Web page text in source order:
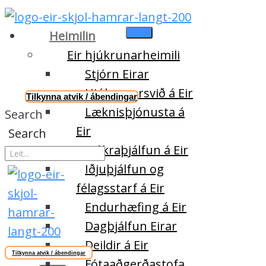
Heimilin
Eir hjúkrunarheimili
Stjórn Eirar
Hjúkrunarsvið á Eir
Læknisþjónusta á
Eir
Sjúkraþjálfun á Eir
Iðjuþjálfun og
félagsstarf á Eir
Endurhæfing á Eir
Dagþjálfun Eirar
Deildir á Eir
Tilkynna atvik / ábendingar
Search
Search
Tilkynna atvik / ábendingar